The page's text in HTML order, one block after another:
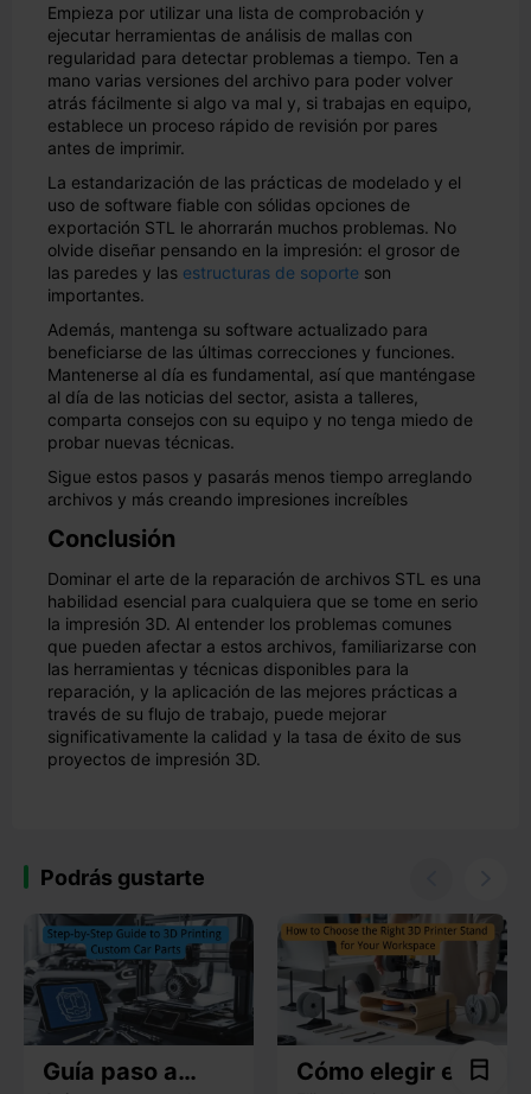
Empieza por utilizar una lista de comprobación y
ejecutar herramientas de análisis de mallas con
regularidad para detectar problemas a tiempo. Ten a
mano varias versiones del archivo para poder volver
atrás fácilmente si algo va mal y, si trabajas en equipo,
establece un proceso rápido de revisión por pares
antes de imprimir.
La estandarización de las prácticas de modelado y el
uso de software fiable con sólidas opciones de
exportación STL le ahorrarán muchos problemas. No
olvide diseñar pensando en la impresión: el grosor de
las paredes y las estructuras de soporte son
importantes.
Además, mantenga su software actualizado para
beneficiarse de las últimas correcciones y funciones.
Mantenerse al día es fundamental, así que manténgase
al día de las noticias del sector, asista a talleres,
comparta consejos con su equipo y no tenga miedo de
probar nuevas técnicas.
Sigue estos pasos y pasarás menos tiempo arreglando
archivos y más creando impresiones increíbles
Conclusión
Dominar el arte de la reparación de archivos STL es una
habilidad esencial para cualquiera que se tome en serio
la impresión 3D. Al entender los problemas comunes
que pueden afectar a estos archivos, familiarizarse con
las herramientas y técnicas disponibles para la
reparación, y la aplicación de las mejores prácticas a
través de su flujo de trabajo, puede mejorar
significativamente la calidad y la tasa de éxito de sus
proyectos de impresión 3D.
Podrás gustarte
Guía paso a
Cómo elegir el